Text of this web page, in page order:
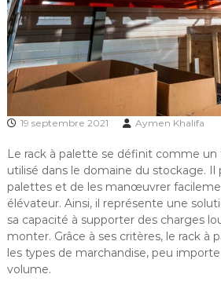
19 septembre 2021 Aymen Khalifa
Le rack à palette se définit comme un
utilisé dans le domaine du stockage.
palettes et de les manœuvrer
élévateur. Ainsi, il représente une
sa capacité à supporter des charges
monter. Grâce à ses critères, le rack à
les types de marchandise, peu
volume.